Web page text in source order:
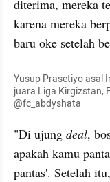
diterima, mereka
karena mereka
baru oke setelah
Yusup Prasetiyo asal
juara Liga Kirgizstan,
@fc_abdyshata
"Di ujung deal,
apakah kamu
pantas'. Setelah